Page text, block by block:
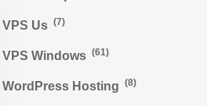
VPS Us (7)
VPS Windows (61)
WordPress Hosting (8)